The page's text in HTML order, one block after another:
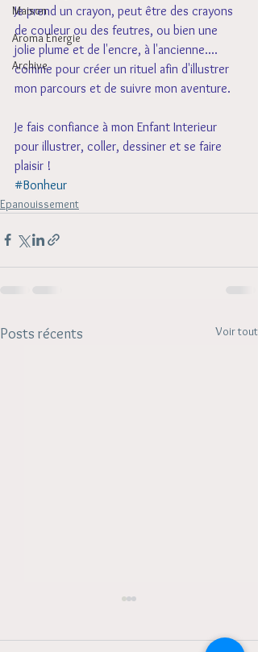
Maison
Aroma Energie
Archive
Je prend un crayon, peut être des crayons
de couleur ou des feutres, ou bien une
jolie plume et de l'encre, à l'ancienne....
comme pour créer un rituel afin d'illustrer
mon parcours et de suivre mon aventure.
Je fais confiance à mon Enfant Interieur
pour illustrer, coller, dessiner et se faire
plaisir !
#Bonheur
Epanouissement
Posts récents Voir tout